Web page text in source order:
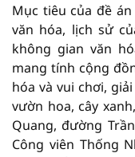
Mục tiêu của đề
văn hóa, lịch sử
không gian văn
mang tính cộng
hóa và vui chơi,
vườn hoa, cây
Quang, đường
Công viên Thống